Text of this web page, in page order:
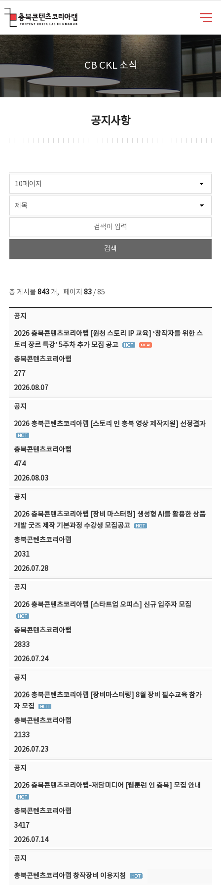
CB CKL 소식
공지사항
총 게시물 843개, 페이지 83/ 85
공지사항 목록 - 번호, 제목, 작성자, 파일, 조회수, 작성일 정보 제공
공지
2026 충북콘텐츠코리아랩 [원천 스토리 IP 교육] ‘창작자를 위한 스
토리 장르 특강’ 5주차 추가 모집 공고
충북콘텐츠코리아랩
277
2026.08.07
공지
2026 충북콘텐츠코리아랩 [스토리 인 충북 영상 제작지원] 선정결과
충북콘텐츠코리아랩
474
2026.08.03
공지
2026 충북콘텐츠코리아랩 [장비 마스터링] 생성형 AI를 활용한 상품
개발 굿즈 제작 기본과정 수강생 모집공고
충북콘텐츠코리아랩
2031
2026.07.28
공지
2026 충북콘텐츠코리아랩 [스타트업 오피스] 신규 입주자 모집
충북콘텐츠코리아랩
2833
2026.07.24
공지
2026 충북콘텐츠코리아랩 [장비마스터링] 8월 장비 필수교육 참가
자 모집
충북콘텐츠코리아랩
2133
2026.07.23
공지
2026 충북콘텐츠코리아랩-재담미디어 [웹툰런 인 충북] 모집 안내
충북콘텐츠코리아랩
3417
2026.07.14
공지
충북콘텐츠코리아랩 창작장비 이용지침